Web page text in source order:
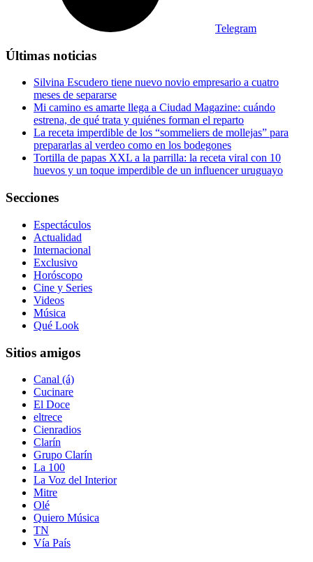
Telegram
Últimas noticias
Silvina Escudero tiene nuevo novio empresario a cuatro
meses de separarse
Mi camino es amarte llega a Ciudad Magazine: cuándo
estrena, de qué trata y quiénes forman el reparto
La receta imperdible de los “sommeliers de mollejas” para
prepararlas al verdeo como en los bodegones
Tortilla de papas XXL a la parrilla: la receta viral con 10
huevos y un toque imperdible de un influencer uruguayo
Secciones
Espectáculos
Actualidad
Internacional
Exclusivo
Horóscopo
Cine y Series
Videos
Música
Qué Look
Sitios amigos
Canal (á)
Cucinare
El Doce
eltrece
Cienradios
Clarín
Grupo Clarín
La 100
La Voz del Interior
Mitre
Olé
Quiero Música
TN
Vía País